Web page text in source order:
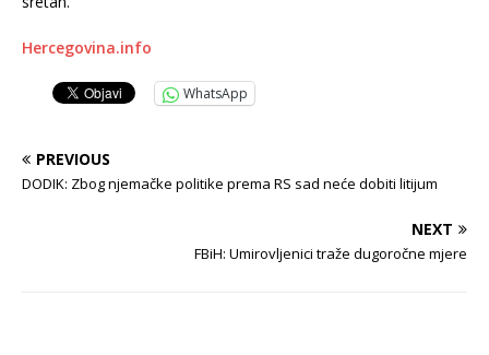
Hercegovina.info
WhatsApp
PREVIOUS
DODIK: Zbog njemačke politike prema RS sad neće dobiti litijum
NEXT
FBiH: Umirovljenici traže dugoročne mjere